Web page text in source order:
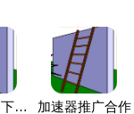
速运加速器下载安装 加速器推广合作